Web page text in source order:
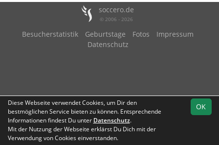
soccero.de
© 2006 - 2026
Besucherstatistik Geburtstage Fotos
Impressum
Datenschutz
OK
Diese Webseite verwendet Cookies, um Dir den
bestmöglichen Service bieten zu können. Entsprechende
Informationen findest Du unter Datenschutz.
Mit der Nutzung der Webseite erklärst Du Dich mit der
Verwendung von Cookies einverstanden.